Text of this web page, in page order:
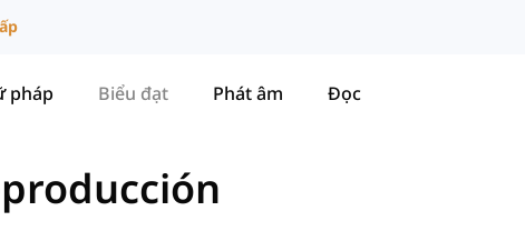
pháp Biểu đạt Phát âm Đọc